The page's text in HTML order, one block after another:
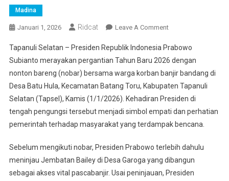
Madina
Januari 1, 2026 Ridcat Leave A CommentOn
Prabowo
Rayakan
Tahun
Baru
2026
Dengan
Nobar
Warga
Korban
Banjir
Tapanuli Selatan – Presiden Republik Indonesia Prabowo
Subianto merayakan pergantian Tahun Baru 2026 dengan
nonton bareng (nobar) bersama warga korban banjir bandang di
Desa Batu Hula, Kecamatan Batang Toru, Kabupaten Tapanuli
Selatan (Tapsel), Kamis (1/1/2026). Kehadiran Presiden di
tengah pengungsi tersebut menjadi simbol empati dan perhatian
pemerintah terhadap masyarakat yang terdampak bencana.
Sebelum mengikuti nobar, Presiden Prabowo terlebih dahulu
meninjau Jembatan Bailey di Desa Garoga yang dibangun
sebagai akses vital pascabanjir. Usai peninjauan, Presiden